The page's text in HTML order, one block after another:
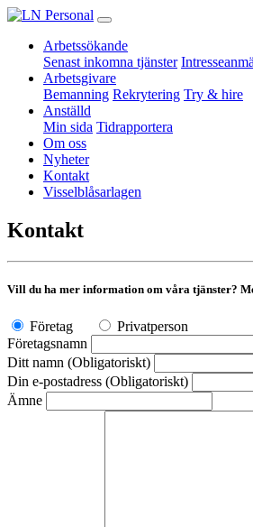
Arbetssökande
Senast inkomna tjänster
Arbetsgivare
Bemanning Rekrytering Try & hire
Anställd
Min sida Tidrapportera
Om oss
Nyheter
Kontakt
Visselblåsarlagen
Kontakt
Vill du ha mer information om våra tjänster?
Företag
Privatperson
Företagsnamn
Ditt namn (Obligatoriskt)
Din e-postadress (Obligatoriskt)
Ämne